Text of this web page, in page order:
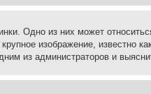
Одно из них может
изображение, известно
из администраторов и